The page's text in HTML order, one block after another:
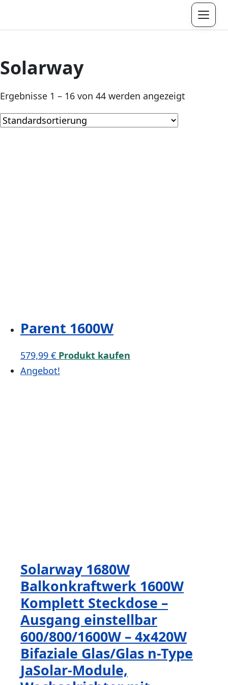
Menü
Solarway
Ergebnisse 1 – 16 von 44 werden angezeigt
Parent 1600W
579,99 € Produkt kaufen
Angebot!
Solarway 1680W
Balkonkraftwerk 1600W
Komplett Steckdose –
Ausgang einstellbar
600/800/1600W – 4x420W
Bifaziale Glas/Glas n-Type
JaSolar-Module,